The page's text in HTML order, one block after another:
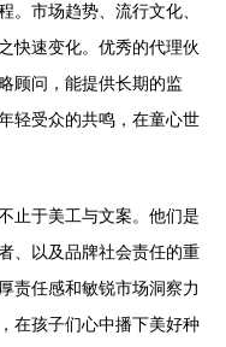
。市场趋势、流行文化、
快速变化。优秀的代理伙
顾问，能提供长期的监
轻受众的共鸣，在童心世
止于美工与文案。他们是
、以及品牌社会责任的重
责任感和敏锐市场洞察力
在孩子们心中播下美好种